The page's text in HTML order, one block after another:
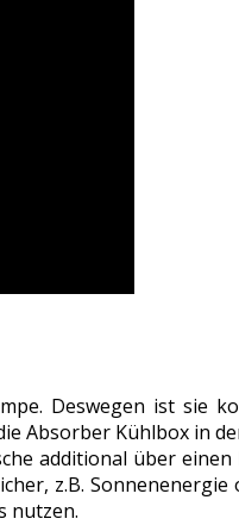
Deswegen ist sie
Absorber Kühlbox in
additional über
z.B. Sonnenenergie
nutzen.